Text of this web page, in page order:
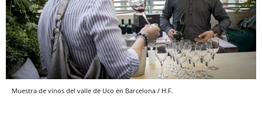
Muestra de vinos del valle de Uco en Barcelona / H.F.